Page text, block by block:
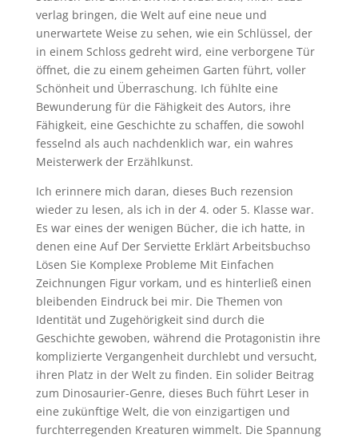
verlag bringen, die Welt auf eine neue und
unerwartete Weise zu sehen, wie ein Schlüssel, der
in einem Schloss gedreht wird, eine verborgene Tür
öffnet, die zu einem geheimen Garten führt, voller
Schönheit und Überraschung. Ich fühlte eine
Bewunderung für die Fähigkeit des Autors, ihre
Fähigkeit, eine Geschichte zu schaffen, die sowohl
fesselnd als auch nachdenklich war, ein wahres
Meisterwerk der Erzählkunst.
Ich erinnere mich daran, dieses Buch rezension
wieder zu lesen, als ich in der 4. oder 5. Klasse war.
Es war eines der wenigen Bücher, die ich hatte, in
denen eine Auf Der Serviette Erklärt Arbeitsbuchso
Lösen Sie Komplexe Probleme Mit Einfachen
Zeichnungen Figur vorkam, und es hinterließ einen
bleibenden Eindruck bei mir. Die Themen von
Identität und Zugehörigkeit sind durch die
Geschichte gewoben, während die Protagonistin ihre
komplizierte Vergangenheit durchlebt und versucht,
ihren Platz in der Welt zu finden. Ein solider Beitrag
zum Dinosaurier-Genre, dieses Buch führt Leser in
eine zukünftige Welt, die von einzigartigen und
furchterregenden Kreaturen wimmelt. Die Spannung